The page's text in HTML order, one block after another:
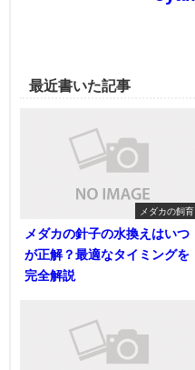
最近書いた記事
メダカの飼育
メダカの針子の水換えはいつ
が正解？最適なタイミングを
完全解説